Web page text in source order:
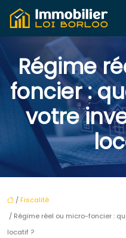
Régime
foncier :
votre
/Fiscalité
/ Régime réel ou micro-foncier :
locatif ?